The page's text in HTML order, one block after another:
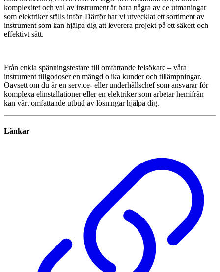
komplexitet och val av instrument är bara några av de utmaningar
som elektriker ställs inför. Därför har vi utvecklat ett sortiment av
instrument som kan hjälpa dig att leverera projekt på ett säkert och
effektivt sätt.
Från enkla spänningstestare till omfattande felsökare – våra
instrument tillgodoser en mängd olika kunder och tillämpningar.
Oavsett om du är en service- eller underhållschef som ansvarar för
komplexa elinstallationer eller en elektriker som arbetar hemifrån
kan vårt omfattande utbud av lösningar hjälpa dig.
Länkar